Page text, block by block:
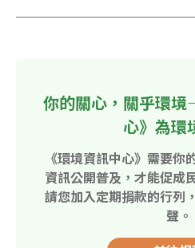
你的關心，關乎環
心》為環
《環境資訊中心》需要你
資訊公開普及，才能促成
請您加入定期捐款的行列
聲。